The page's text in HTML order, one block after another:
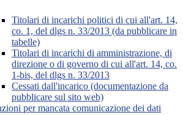
Titolari di incarichi politici di cui all'art. 14,
co. 1, del dlgs n. 33/2013 (da pubblicare in
tabelle)
Titolari di incarichi di amministrazione, di
direzione o di governo di cui all'art. 14, co.
1-bis, del dlgs n. 33/2013
Cessati dall'incarico (documentazione da
pubblicare sul sito web)
per mancata comunicazione dei dati